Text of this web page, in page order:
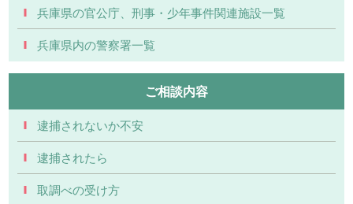
兵庫県の官公庁、刑事・少年事件関連施設一覧
兵庫県内の警察署一覧
ご相談内容
逮捕されないか不安
逮捕されたら
取調べの受け方